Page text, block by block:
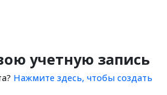
учетную запись
Нажмите здесь, чтобы создать